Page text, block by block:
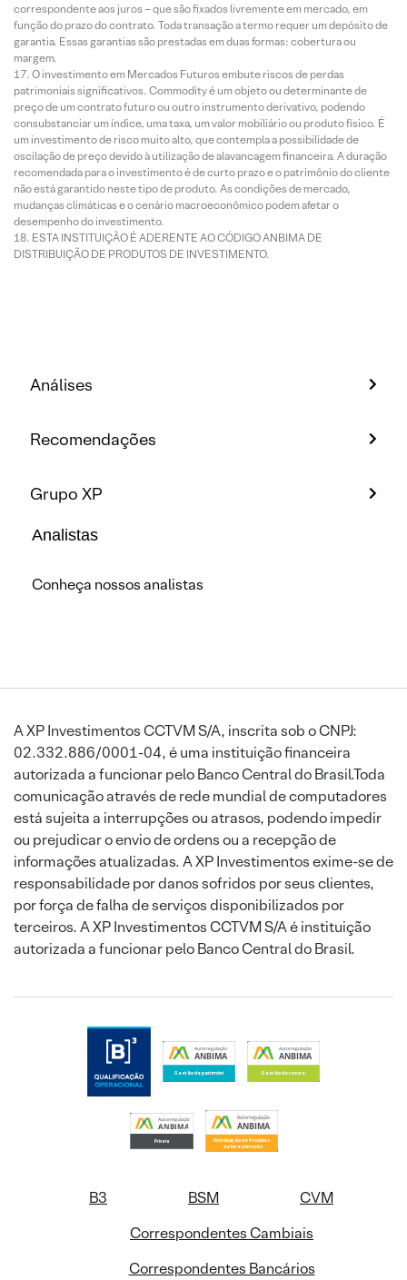
correspondente aos juros – que são fixados livremente em mercado, em
função do prazo do contrato. Toda transação a termo requer um depósito de
garantia. Essas garantias são prestadas em duas formas: cobertura ou
margem.
O investimento em Mercados Futuros embute riscos de perdas
patrimoniais significativos. Commodity é um objeto ou determinante de
preço de um contrato futuro ou outro instrumento derivativo, podendo
consubstanciar um índice, uma taxa, um valor mobiliário ou produto físico. É
um investimento de risco muito alto, que contempla a possibilidade de
oscilação de preço devido à utilização de alavancagem financeira. A duração
recomendada para o investimento é de curto prazo e o patrimônio do cliente
não está garantido neste tipo de produto. As condições de mercado,
mudanças climáticas e o cenário macroeconômico podem afetar o
desempenho do investimento.
ESTA INSTITUIÇÃO É ADERENTE AO CÓDIGO ANBIMA DE
DISTRIBUIÇÃO DE PRODUTOS DE INVESTIMENTO.
Análises
Recomendações
Grupo XP
Analistas
Conheça nossos analistas
A XP Investimentos CCTVM S/A, inscrita sob o CNPJ:
02.332.886/0001-04, é uma instituição financeira
autorizada a funcionar pelo Banco Central do Brasil.Toda
comunicação através de rede mundial de computadores
está sujeita a interrupções ou atrasos, podendo impedir
ou prejudicar o envio de ordens ou a recepção de
informações atualizadas. A XP Investimentos exime-se de
responsabilidade por danos sofridos por seus clientes,
por força de falha de serviços disponibilizados por
terceiros. A XP Investimentos CCTVM S/A é instituição
autorizada a funcionar pelo Banco Central do Brasil.
B3 BSM
CVM
Correspondentes Cambiais
Correspondentes Bancários